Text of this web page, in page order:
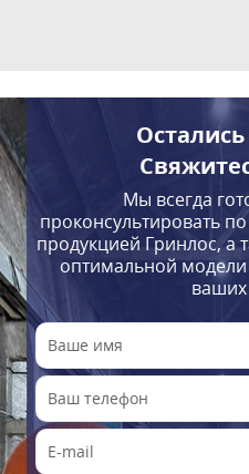
Мы всегда
проконсультировать
продукцией Гринлос,
оптимальной
ваших